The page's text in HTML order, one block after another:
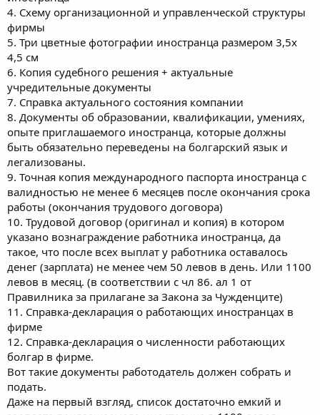
4. Схему организационной и управленческой структуры
фирмы
5. Три цветные фотографии иностранца размером 3,5х
4,5 см
6. Копия судебного решения + актуальные
учредительные документы
7. Справка актуального состояния компании
8. Документы об образовании, квалификации, умениях,
опыте приглашаемого иностранца, которые должны
быть обязательно переведены на болгарский язык и
легализованы.
9. Точная копия международного паспорта иностранца с
валидностью не менее 6 месяцев после окончания срока
работы (окончания трудового договора)
10. Трудовой договор (оригинал и копия) в котором
указано вознаграждение работника иностранца, да
такое, что после всех выплат у работника оставалось
денег (зарплата) не менее чем 50 левов в день. Или 1100
левов в месяц. (в соответствии с чл 86. ал 1 от
Правилника за прилагане за Закона за Чужденците)
11. Справка-декларация о работающих иностранцах в
фирме
12. Справка-декларация о численности работающих
болгар в фирме.
Вот такие документы работодатель должен собрать и
подать.
Даже на первый взгляд, список достаточно емкий и